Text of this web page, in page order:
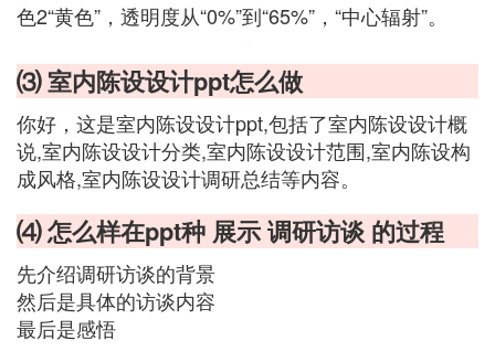
色2“黄色”，透明度从“0%”到“65%”，“中心辐射”。
⑶ 室内陈设设计ppt怎么做
你好，这是室内陈设设计ppt,包括了室内陈设设计概
说,室内陈设设计分类,室内陈设设计范围,室内陈设构
成风格,室内陈设设计调研总结等内容。
⑷ 怎么样在ppt种 展示 调研访谈 的过程
先介绍调研访谈的背景
然后是具体的访谈内容
最后是感悟